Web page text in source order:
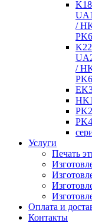
/
/
Услуги
Печать
Оплата и
Контакты